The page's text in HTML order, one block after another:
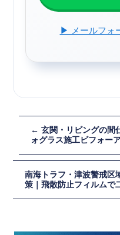
▶︎ メールフォ
← 玄関・リビングの間
ォグラス施工ビフォー
南海トラフ・津波警戒区
策｜飛散防止フィルムで